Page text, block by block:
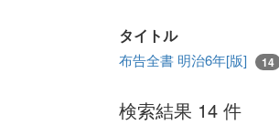
タイトル
布告全書 明治6年[版] 14
検索結果 14 件